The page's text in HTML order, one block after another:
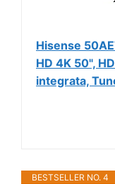
Hisense
HD 4K 50",
integrata,
BESTSELLER NO. 4